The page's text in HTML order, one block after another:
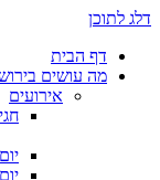
דלג לתוכן
דף הבית
מה עושים
אירועים